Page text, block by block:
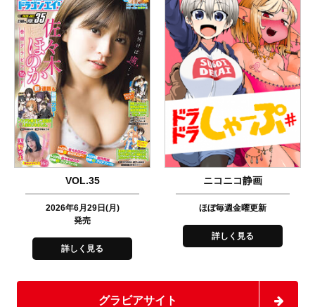
VOL.35
2026年6月29日(月)
発売
詳しく見る
ニコニコ静画
ほぼ毎週金曜更新
詳しく見る
グラビアサイト